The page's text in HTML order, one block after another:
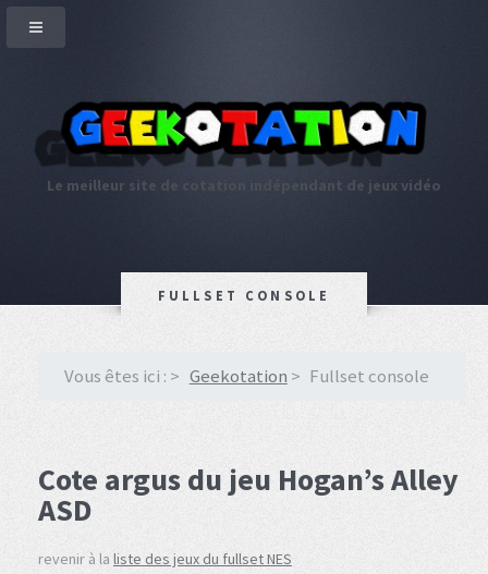
Le meilleur site de cotation indépendant de jeux vidéo
FULLSET CONSOLE
Vous êtes ici : Geekotation Fullset console
Cote argus du jeu Hogan’s Alley
ASD
revenir à la liste des jeux du fullset NES